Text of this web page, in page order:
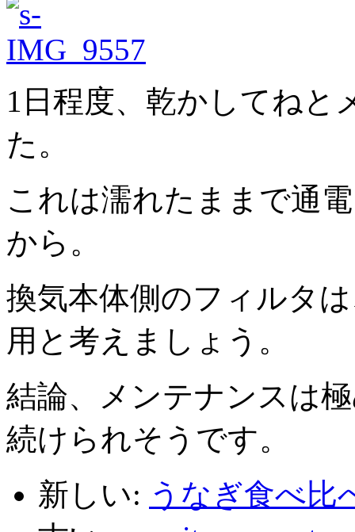
1日程度、乾かしてねと
た。
これは濡れたままで通
から。
換気本体側のフィルタ
用と考えましょう。
結論、メンテナンスは
続けられそうです。
新しい: うなぎ食べ比